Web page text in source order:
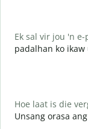
Ek sal vir jou 'n
padalhan ko ikaw
Hoe laat is die
Unsang orasa